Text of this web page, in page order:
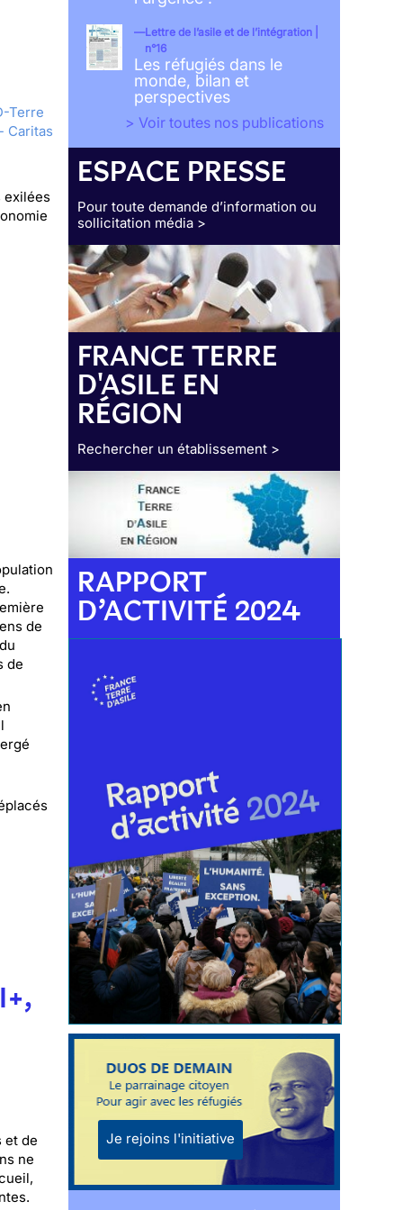
Terre
Caritas
exilées
de
de
et de
ne
Lettre de l’asile et de l’intégration |
n°16
Les réfugiés dans le
monde, bilan et
perspectives
> Voir toutes nos publications
ESPACE PRESSE
Pour toute demande d’information ou
sollicitation média >
FRANCE TERRE
D'ASILE EN
RÉGION
Rechercher un établissement >
RAPPORT
D’ACTIVITÉ 2024
Je rejoins l'initiative